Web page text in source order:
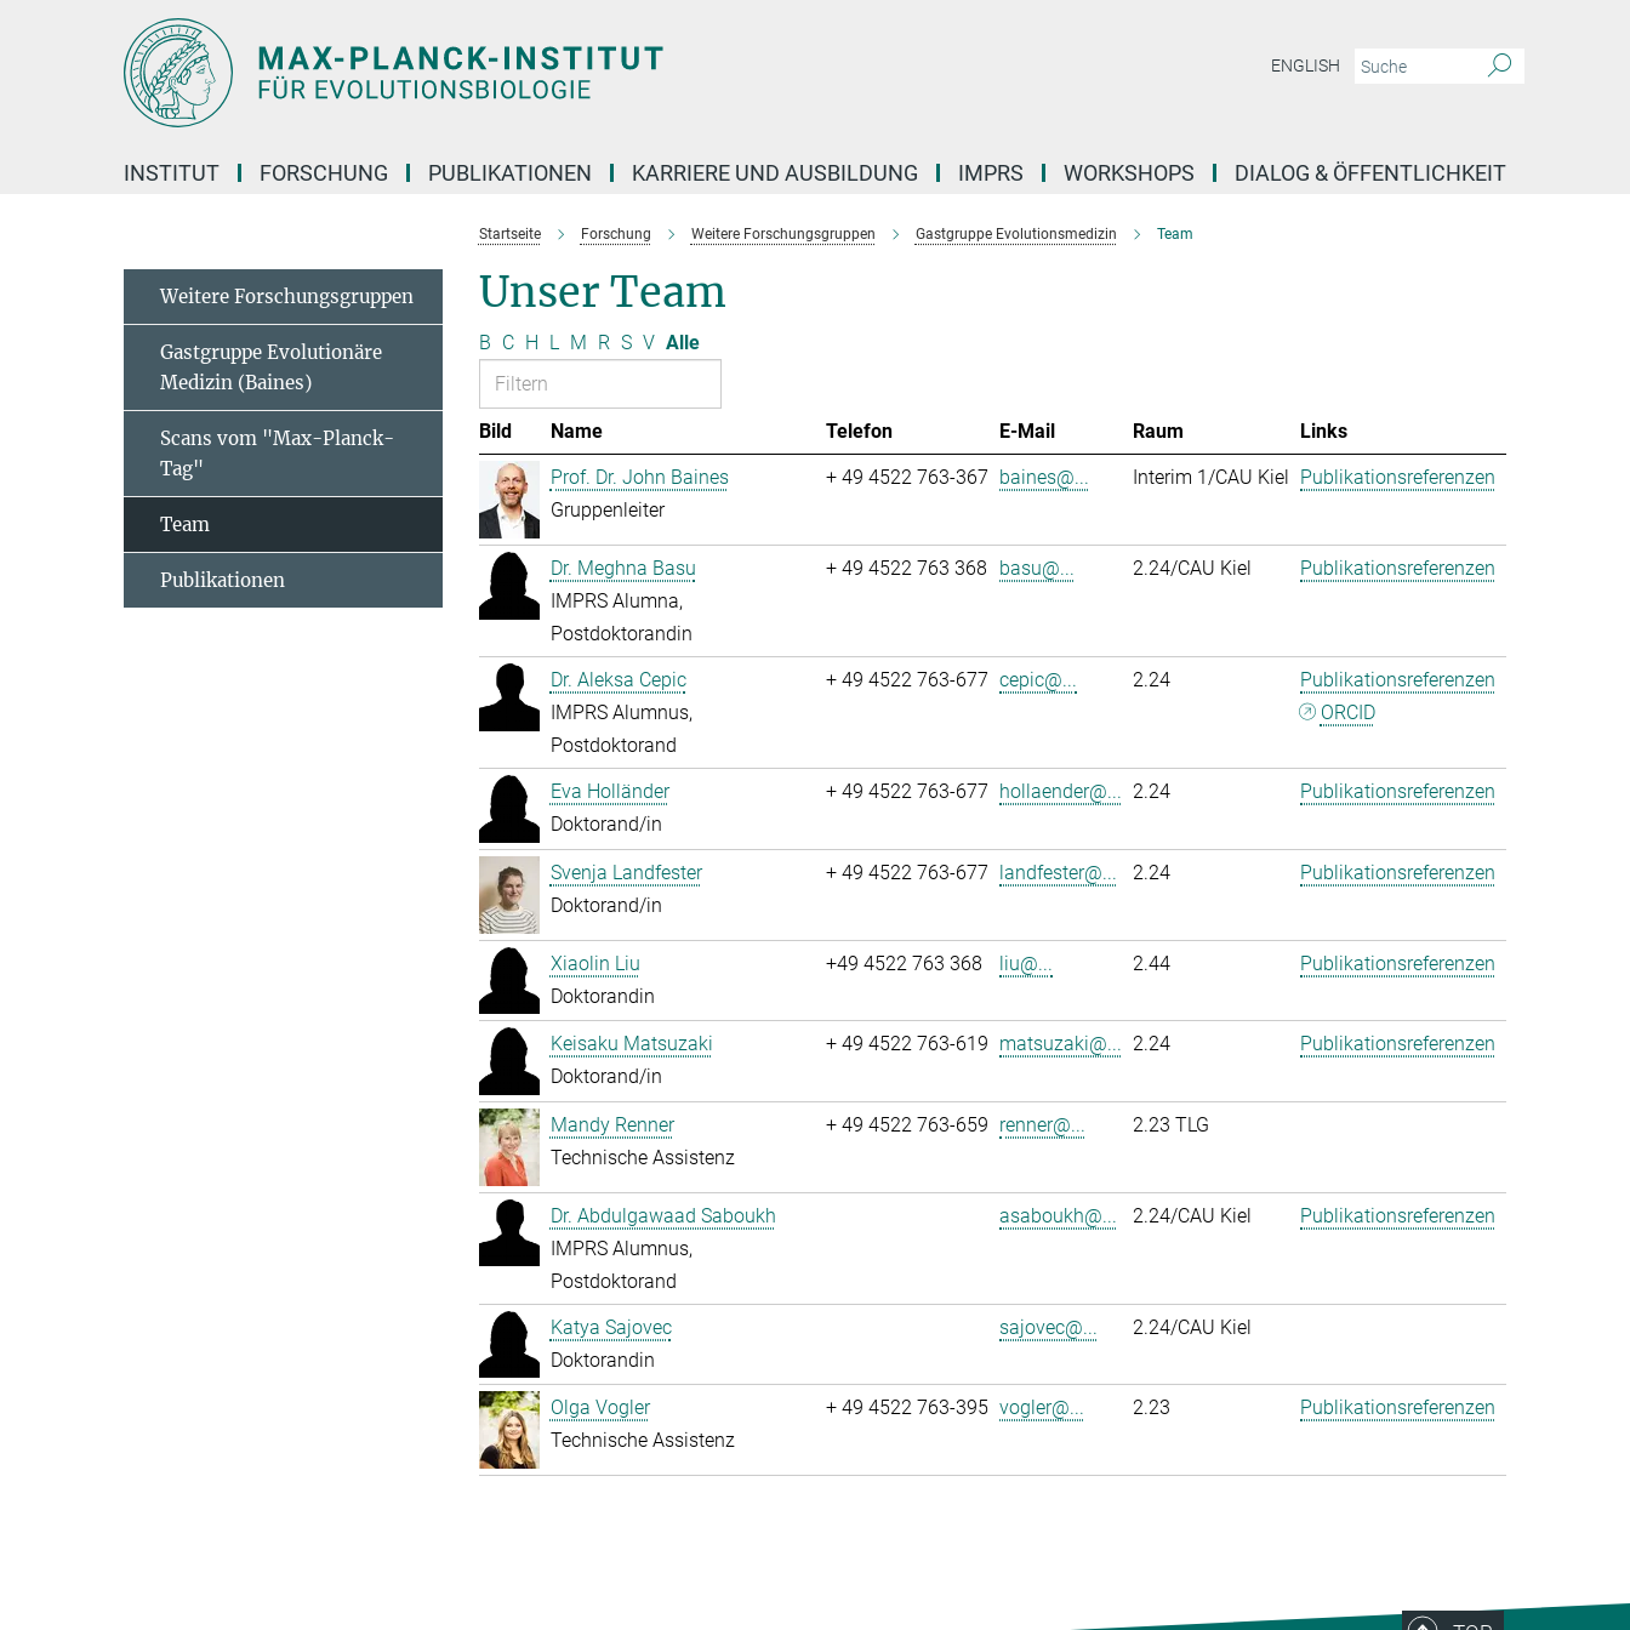
ENGLISH
INSTITUT FORSCHUNG PUBLIKATIONEN KARRIERE UND AUSBILDUNG IMPRS WORKSHOPS DIALOG & ÖFFENTLICHKEIT
Startseite Forschung Weitere Forschungsgruppen Gastgruppe Evolutionsmedizin Team
Unser Team
B C H L M R S V Alle
Bild Name Telefon E-Mail Raum
Links
Prof. Dr. John Baines
Gruppenleiter
+ 49 4522 763-367 baines@... Interim 1/CAU Kiel Publikationsreferenzen
Dr. Meghna Basu
IMPRS Alumna,
Postdoktorandin
+ 49 4522 763 368 basu@... 2.24/CAU Kiel Publikationsreferenzen
Dr. Aleksa Cepic
IMPRS Alumnus,
Postdoktorand
+ 49 4522 763-677 cepic@... 2.24
Publikationsreferenzen
ORCID
Eva Holländer
Doktorand/in
+ 49 4522 763-677 hollaender@... 2.24 Publikationsreferenzen
Svenja Landfester
Doktorand/in
+ 49 4522 763-677 landfester@... 2.24 Publikationsreferenzen
Xiaolin Liu
Doktorandin
+49 4522 763 368 liu@... 2.44 Publikationsreferenzen
Keisaku Matsuzaki
Doktorand/in
+ 49 4522 763-619 matsuzaki@... 2.24 Publikationsreferenzen
Mandy Renner
Technische Assistenz
+ 49 4522 763-659 renner@... 2.23 TLG
Dr. Abdulgawaad Saboukh
IMPRS Alumnus,
Postdoktorand
asaboukh@... 2.24/CAU Kiel Publikationsreferenzen
Katya Sajovec
Doktorandin
sajovec@... 2.24/CAU Kiel
Olga Vogler
Technische Assistenz
+ 49 4522 763-395 vogler@... 2.23 Publikationsreferenzen
Weitere Forschungsgruppen
Gastgruppe Evolutionäre
Medizin (Baines)
Scans vom "Max-Planck-
Tag"
Team
Publikationen